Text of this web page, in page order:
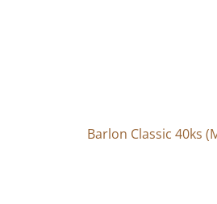
Barlon Classic 40ks